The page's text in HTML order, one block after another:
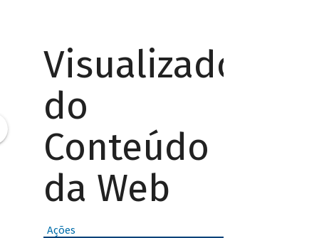
Visualizador
do
Conteúdo
da Web
Ações